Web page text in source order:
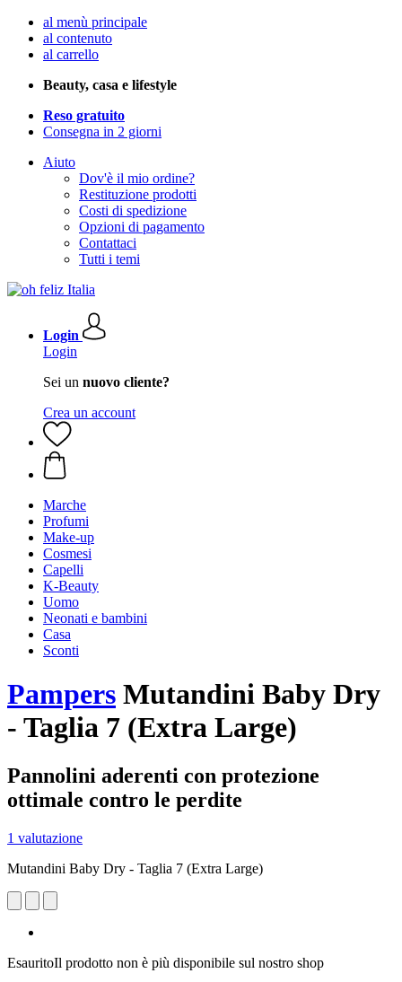
al menù principale
al contenuto
al carrello
Beauty, casa e lifestyle
Reso gratuito
Consegna in 2 giorni
Aiuto
Dov'è il mio ordine?
Restituzione prodotti
Costi di spedizione
Opzioni di pagamento
Contattaci
Tutti i temi
Login
Login
Sei un nuovo cliente?
Crea un account
Marche
Profumi
Make-up
Cosmesi
Capelli
K-Beauty
Uomo
Neonati e bambini
Casa
Sconti
Pampers Mutandini Baby Dry
- Taglia 7 (Extra Large)
Pannolini aderenti con protezione
ottimale contro le perdite
1 valutazione
Mutandini Baby Dry - Taglia 7 (Extra Large)
EsauritoIl prodotto non è più disponibile sul nostro shop